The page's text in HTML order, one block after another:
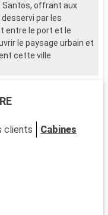
Santos, offrant aux
par les
entre le port et le
le paysage urbain et
cette ville
pour son jardin en
bâtiments coloniaux
clients Cabines